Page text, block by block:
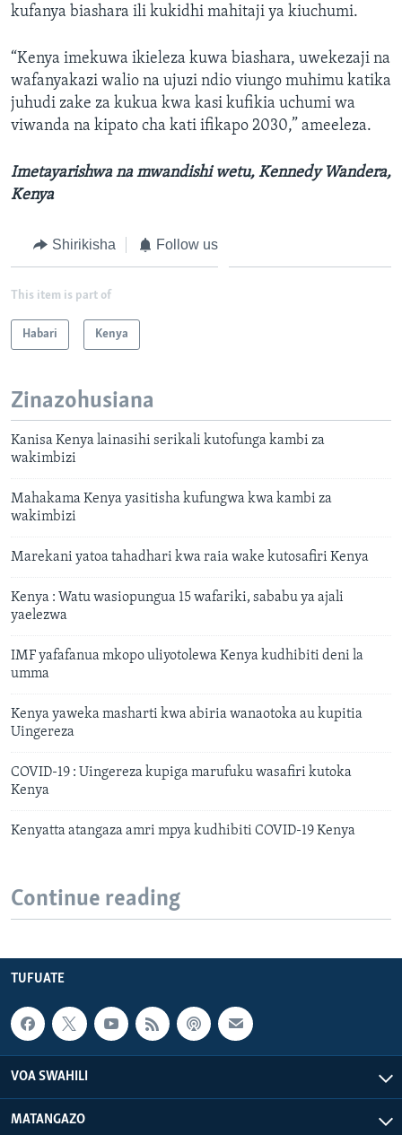
kufanya biashara ili kukidhi mahitaji ya kiuchumi.
“Kenya imekuwa ikieleza kuwa biashara, uwekezaji na
wafanyakazi walio na ujuzi ndio viungo muhimu katika
juhudi zake za kukua kwa kasi kufikia uchumi wa
viwanda na kipato cha kati ifikapo 2030,” ameeleza.
Imetayarishwa na mwandishi wetu, Kennedy Wandera,
Kenya
Shirikisha Follow us
This item is part of
Habari Kenya
Zinazohusiana
Kanisa Kenya lainasihi serikali kutofunga kambi za
wakimbizi
Mahakama Kenya yasitisha kufungwa kwa kambi za
wakimbizi
Marekani yatoa tahadhari kwa raia wake kutosafiri Kenya
Kenya : Watu wasiopungua 15 wafariki, sababu ya ajali
yaelezwa
IMF yafafanua mkopo uliyotolewa Kenya kudhibiti deni la
umma
Kenya yaweka masharti kwa abiria wanaotoka au kupitia
Uingereza
COVID-19 : Uingereza kupiga marufuku wasafiri kutoka
Kenya
Kenyatta atangaza amri mpya kudhibiti COVID-19 Kenya
Continue reading
TUFUATE
VOA SWAHILI
MATANGAZO